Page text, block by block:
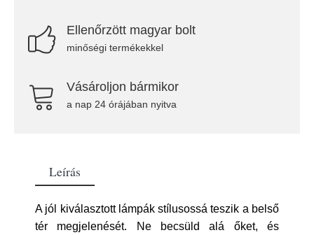
Ellenőrzött magyar bolt
minőségi termékekkel
Vásároljon bármikor
a nap 24 órájában nyitva
Leírás
A jól kiválasztott lámpák stílusossá teszik a belső
tér megjelenését. Ne becsüld alá őket, és